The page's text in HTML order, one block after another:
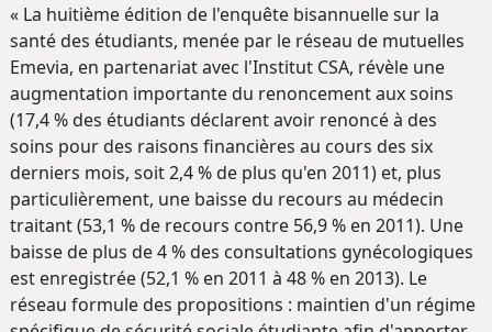
« La huitième édition de l'enquête bisannuelle sur la
santé des étudiants, menée par le réseau de mutuelles
Emevia, en partenariat avec l'Institut CSA, révèle une
augmentation importante du renoncement aux soins
(17,4 % des étudiants déclarent avoir renoncé à des
soins pour des raisons financières au cours des six
derniers mois, soit 2,4 % de plus qu'en 2011) et, plus
particulièrement, une baisse du recours au médecin
traitant (53,1 % de recours contre 56,9 % en 2011). Une
baisse de plus de 4 % des consultations gynécologiques
est enregistrée (52,1 % en 2011 à 48 % en 2013). Le
réseau formule des propositions : maintien d'un régime